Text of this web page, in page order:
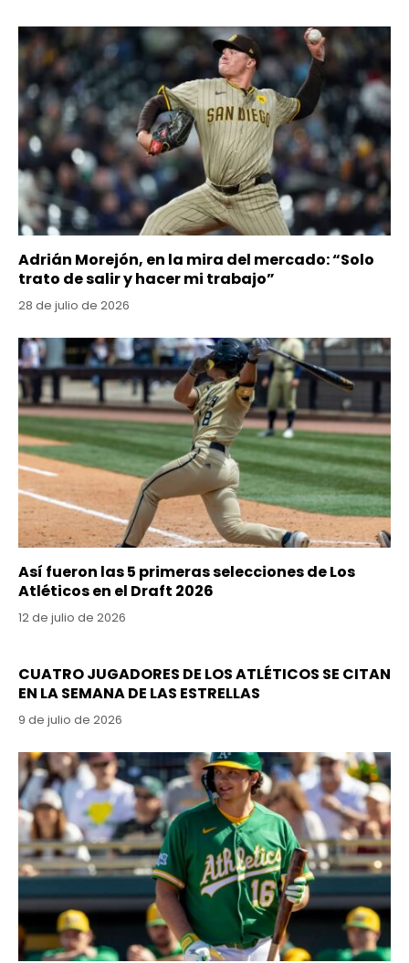
Adrián Morejón, en la mira del mercado: “Solo
trato de salir y hacer mi trabajo”
28 de julio de 2026
Así fueron las 5 primeras selecciones de Los
Atléticos en el Draft 2026
12 de julio de 2026
CUATRO JUGADORES DE LOS ATLÉTICOS SE CITAN
EN LA SEMANA DE LAS ESTRELLAS
9 de julio de 2026